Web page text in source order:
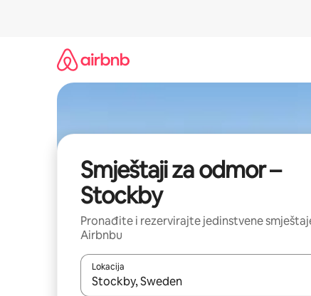
Smještaji za odmor –
Stockby
Pronađite i rezervirajte jedinstvene
Airbnbu
Lokacija
Kada budu dostupni rezultati, moći ćete ih